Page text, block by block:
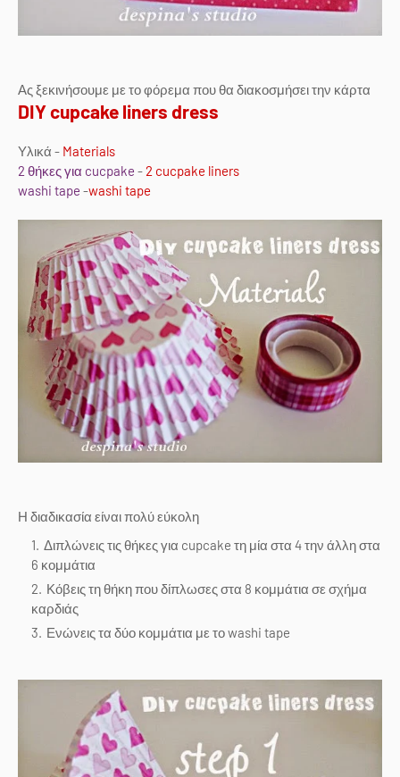
Ας ξεκινήσουμε με το φόρεμα που θα διακοσμήσει την κάρτα
DIY cupcake liners dress
Υλικά - Materials
2 θήκες για cucpake -2 cucpake liners
washi tape -washi tape
Η διαδικασία είναι πολύ εύκολη
Διπλώνεις τις θήκες για cupcake τη μία στα 4 την άλλη στα
6 κομμάτια
Κόβεις τη θήκη που δίπλωσες στα 8 κομμάτια σε σχήμα
καρδιάς
Ενώνεις τα δύο κομμάτια με το washi tape